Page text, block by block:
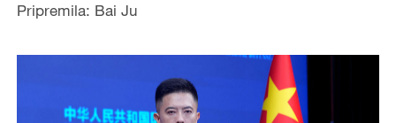
Pripremila: Bai Ju